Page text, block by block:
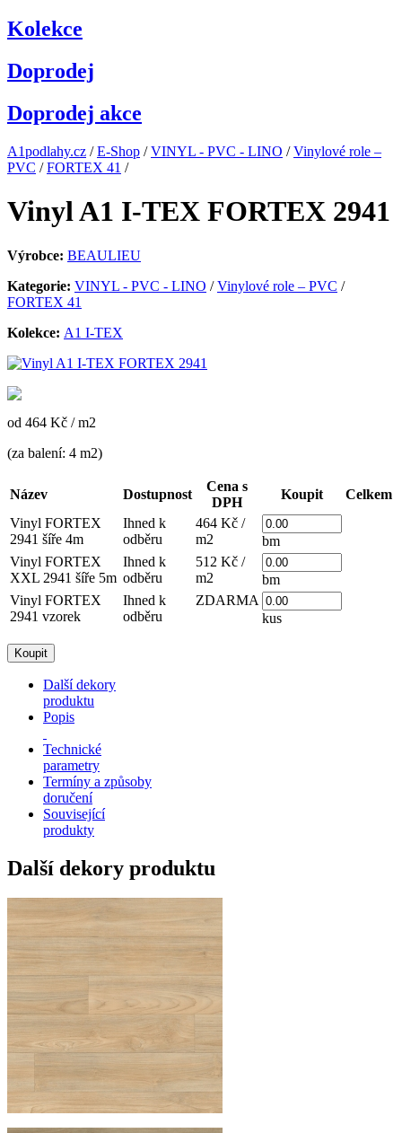
Kolekce
Doprodej
Doprodej akce
A1podlahy.cz /E-Shop /VINYL - PVC - LINO /Vinylové role –
PVC /FORTEX 41 /
Vinyl A1 I-TEX FORTEX 2941
Výrobce: BEAULIEU
Kategorie: VINYL - PVC - LINO /Vinylové role – PVC /
FORTEX 41
Kolekce: A1 I-TEX
od 464 Kč / m2
(za balení: 4 m2)
Název Dostupnost
Cena s
DPH
Koupit
Celkem
Vinyl FORTEX
2941 šíře 4m
Ihned k
odběru
464 Kč /
m2
bm
Vinyl FORTEX
XXL 2941 šíře 5m
Ihned k
odběru
512 Kč /
m2
bm
Vinyl FORTEX
2941 vzorek
Ihned k
odběru
ZDARMA
kus
Další dekory
produktu
Popis
Technické
parametry
Termíny a způsoby
doručení
Související
produkty
Další dekory produktu